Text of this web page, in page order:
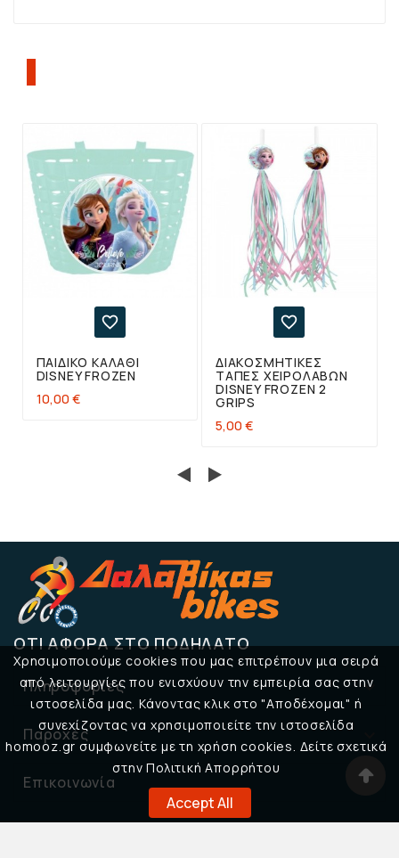
Χρησιμοποιούμε cookies που μας επιτρέπουν μια σειρά
από λειτουργίες που ενισχύουν την εμπειρία σας στην
ιστοσελίδα μας. Κάνοντας κλικ στο "Αποδέχομαι" ή
συνεχίζοντας να χρησιμοποιείτε την ιστοσελίδα
homooz.gr συμφωνείτε με τη χρήση cookies. Δείτε σχετικά
στην Πολιτική Απορρήτου
Accept All

ΠΑΙΔΙΚΌ ΚΑΛΆΘΙ
DISNEY FROZEN
10,00 €

ΔΙΑΚΟΣΜΗΤΙΚΈΣ
ΤΆΠΕΣ ΧΕΙΡΟΛΑΒΏΝ
DISNEY FROZEN 2
GRIPS
5,00 €
ΌΤΙ ΑΦΟΡΆ ΣΤΟ ΠΟΔΉΛΑΤΟ
Πληροφορίες 
Παροχές
Επικοινωνία 